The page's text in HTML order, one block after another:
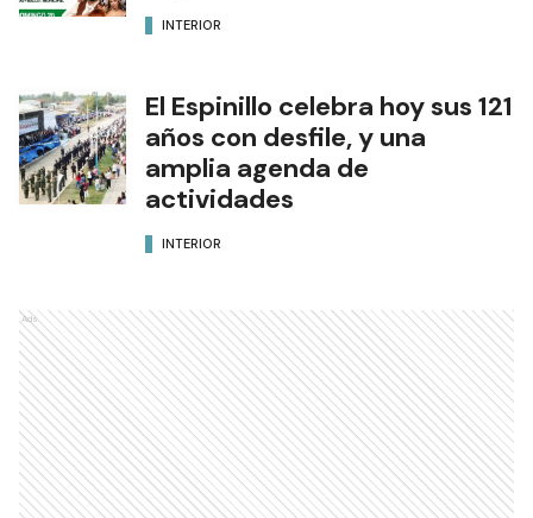
INTERIOR
El Espinillo celebra hoy sus 121
años con desfile, y una
amplia agenda de
actividades
INTERIOR
Ads